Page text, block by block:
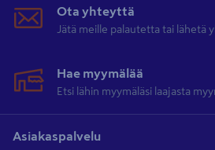
Ota yhteyttä
Jätä meille palautetta tai lähetä
Hae myymälää
Etsi lähin myymäläsi laajasta
Asiakaspalvelu